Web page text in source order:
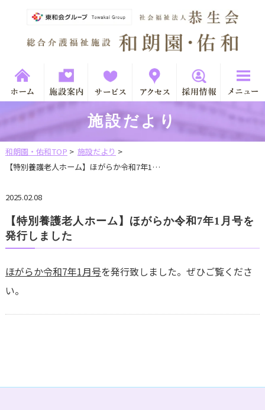
施設だより
和朗園・佑和TOP > 施設だより >
【特別養護老人ホーム】ほがらか令和7年1…
2025.02.08
【特別養護老人ホーム】ほがらか令和7年1月号を
発行しました
ほがらか令和7年1月号を発行致しました。ぜひご覧くださ
い。